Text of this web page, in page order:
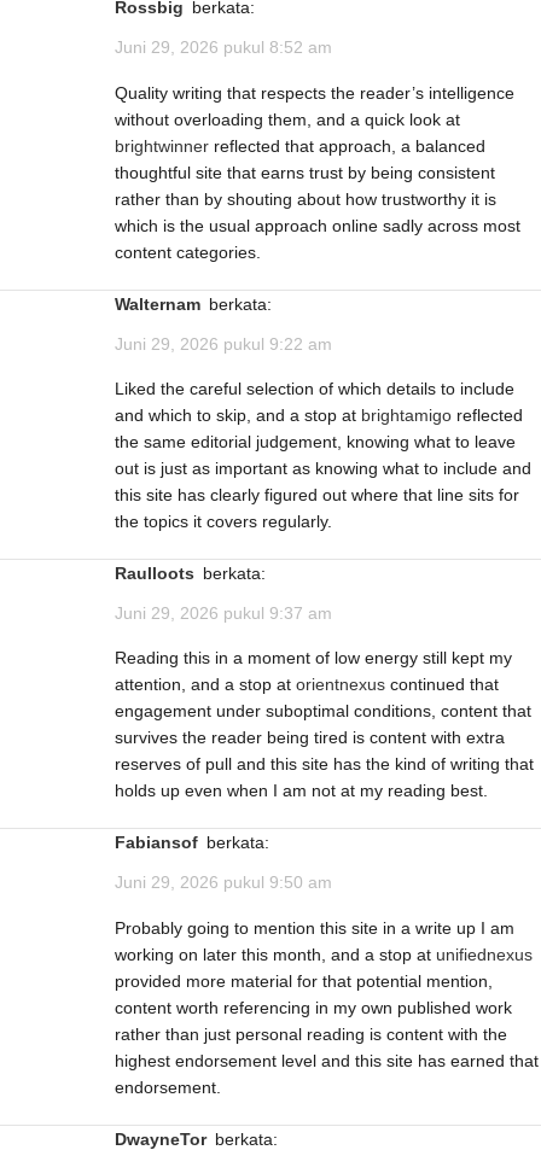
Rossbig berkata:
Juni 29, 2026 pukul 8:52 am
Quality writing that respects the reader’s intelligence
without overloading them, and a quick look at
brightwinner reflected that approach, a balanced
thoughtful site that earns trust by being consistent
rather than by shouting about how trustworthy it is
which is the usual approach online sadly across most
content categories.
Walternam berkata:
Juni 29, 2026 pukul 9:22 am
Liked the careful selection of which details to include
and which to skip, and a stop at brightamigo reflected
the same editorial judgement, knowing what to leave
out is just as important as knowing what to include and
this site has clearly figured out where that line sits for
the topics it covers regularly.
Raulloots berkata:
Juni 29, 2026 pukul 9:37 am
Reading this in a moment of low energy still kept my
attention, and a stop at orientnexus continued that
engagement under suboptimal conditions, content that
survives the reader being tired is content with extra
reserves of pull and this site has the kind of writing that
holds up even when I am not at my reading best.
Fabiansof berkata:
Juni 29, 2026 pukul 9:50 am
Probably going to mention this site in a write up I am
working on later this month, and a stop at unifiednexus
provided more material for that potential mention,
content worth referencing in my own published work
rather than just personal reading is content with the
highest endorsement level and this site has earned that
endorsement.
DwayneTor berkata: